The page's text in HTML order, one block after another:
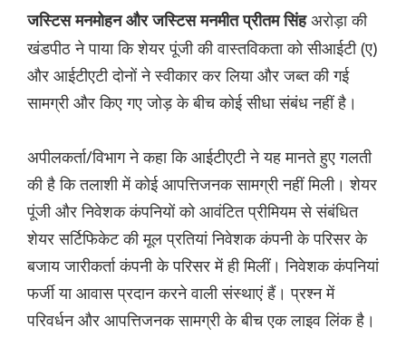
जस्टिस मनमोहन और जस्टिस मनमीत प्रीतम सिंह अरोड़ा की
खंडपीठ ने पाया कि शेयर पूंजी की वास्तविकता को सीआईटी (ए)
और आईटीएटी दोनों ने स्वीकार कर लिया और जब्त की गई
सामग्री और किए गए जोड़ के बीच कोई सीधा संबंध नहीं है।
अपीलकर्ता/विभाग ने कहा कि आईटीएटी ने यह मानते हुए गलती
की है कि तलाशी में कोई आपत्तिजनक सामग्री नहीं मिली। शेयर
पूंजी और निवेशक कंपनियों को आवंटित प्रीमियम से संबंधित
शेयर सर्टिफिकेट की मूल प्रतियां निवेशक कंपनी के परिसर के
बजाय जारीकर्ता कंपनी के परिसर में ही मिलीं। निवेशक कंपनियां
फर्जी या आवास प्रदान करने वाली संस्थाएं हैं। प्रश्न में
परिवर्धन और आपत्तिजनक सामग्री के बीच एक लाइव लिंक है।